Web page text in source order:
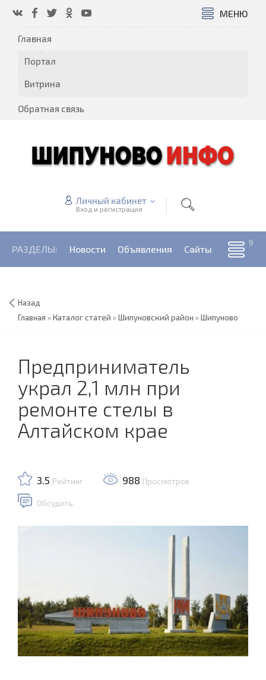
МЕНЮ
Главная
Портал
Витрина
Обратная связь
Личный кабинет
Вход и регистрация
РАЗДЕЛЫ: Новости Объявления Сайты
Назад
Главная »Каталог статей »Шипуновский район »Шипуново
Предприниматель
украл 2,1 млн при
ремонте стелы в
Алтайском крае
3.5 Рейтинг 988 Просмотров
Обсудить